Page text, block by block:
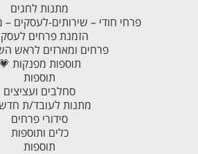
מתנות לחגים
פרחי חודי – שירותים-לעסקים
הזמנת פרחים
פרחים ומארזים לראש
תוספות מפנקות 💗
תוספות
סחלבים ועציצים
מתנות לעובד/ת
סידורי פרחים
כלים ותוספות
תוספות